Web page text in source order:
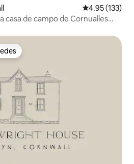
Calificación
4.95 (133)
casa de campo de Cornualles
preferido